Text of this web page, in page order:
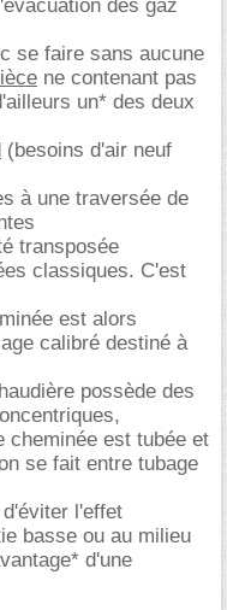
des gaz
se faire sans aucune
ne contenant pas
un* des deux
(besoins d'air neuf
à une traversée de
transposée
classiques. C'est
est alors
calibré destiné à
possède des
cheminée est tubée et
se fait entre tubage
l'effet
basse ou au milieu
d'une